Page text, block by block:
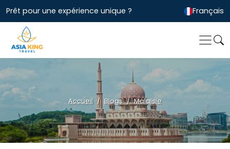
Prêt pour une expérience unique ? Français
Accueil Blogs Malaisie